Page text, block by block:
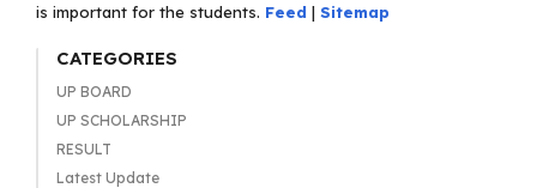
is important for the students. Feed | Sitemap
CATEGORIES
UP BOARD
UP SCHOLARSHIP
RESULT
Latest Update